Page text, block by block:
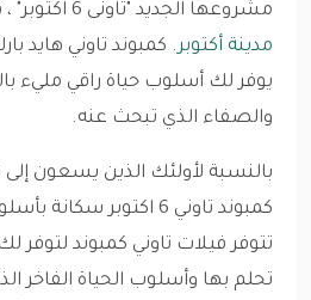
مشروعها الجديد "تاونى 6 اكتوبر" ، في إحدى أفخم مناطق
مدينة أكتوبر. كمبوند تاوني هايد
يوفر لك أسلوب حياة راقي مليء
والصفاء الذي تبحث عنه.
بالنسبة لأولئك الذين يسعون
كمبوند تاوني 6 اكتوبر
تتوفر فيلات تاوني كمبوند لتوفر لك
تحلم بها وأسلوب الحياة الفاخر